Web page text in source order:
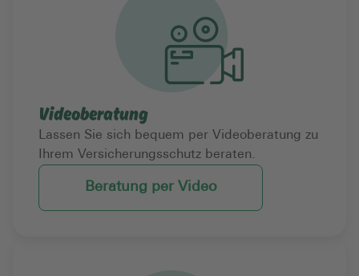
Videoberatung
Lassen Sie sich bequem per Videoberatung zu
Ihrem Versicherungsschutz beraten.
Beratung per Video